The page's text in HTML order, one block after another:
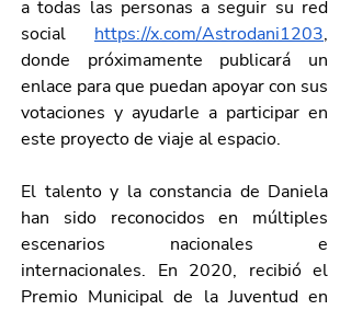
a todas las personas a seguir su red
social https://x.com/Astrodani1203,
donde próximamente publicará un
enlace para que puedan apoyar con sus
votaciones y ayudarle a participar en
este proyecto de viaje al espacio.
El talento y la constancia de Daniela
han sido reconocidos en múltiples
escenarios nacionales e
internacionales. En 2020, recibió el
Premio Municipal de la Juventud en